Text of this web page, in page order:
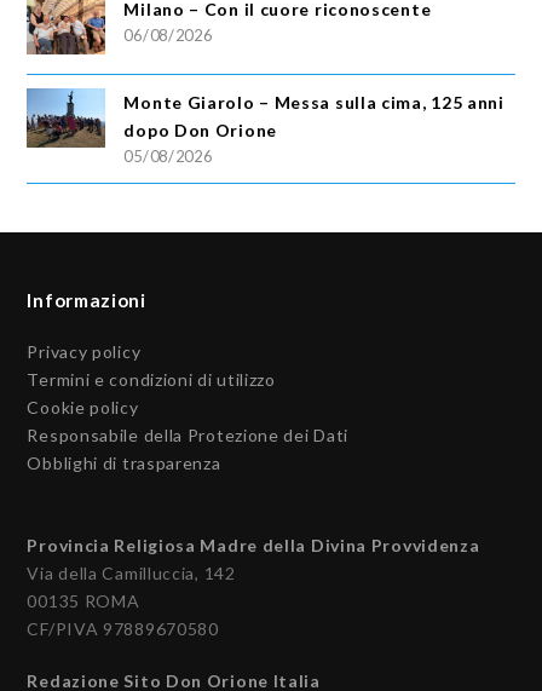
Milano – Con il cuore riconoscente
06/08/2026
Monte Giarolo – Messa sulla cima, 125 anni
dopo Don Orione
05/08/2026
Informazioni
Privacy policy
Termini e condizioni di utilizzo
Cookie policy
Responsabile della Protezione dei Dati
Obblighi di trasparenza
Provincia Religiosa Madre della Divina Provvidenza
Via della Camilluccia, 142
00135 ROMA
CF/PIVA 97889670580
Redazione Sito Don Orione Italia